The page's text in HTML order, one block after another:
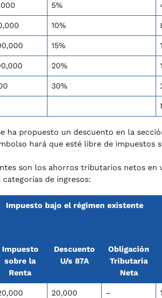
5%
10%
15%
20%
30%
ha propuesto un descuento en la
hará que esté libre de impuestos
son los ahorros tributarios netos
de ingresos:
Impuesto bajo el régimen existente
Impuesto
sobre la
Renta
Descuento
U/s 87A
Obligación
Tributaria
Neta
20,000 –